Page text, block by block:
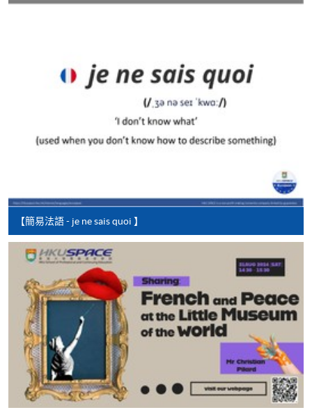
報讀新課程
凡以「先到先得」為取錄方式的課程，請填妥
SF26報名表，親往報名中心或以郵遞方式連同學
費以及所需證明文件呈交。
申請學歷頒授及專業課程可能需要其他資料，報名
表可向報名中心或有關課程負責人索取。填妥申請
表格後，請連同報名費/學費以及所需證明文件親
往報名中心或以郵遞方式遞交。
報讀同一學歷頒授課程內其他單元
​學院為學歷頒授課程特設「註冊及學費通知」，適
用於一般學歷頒授課程。
課程負責人會為學員送上「註冊及學費通知」
【簡易法語 - je ne sais quoi 】